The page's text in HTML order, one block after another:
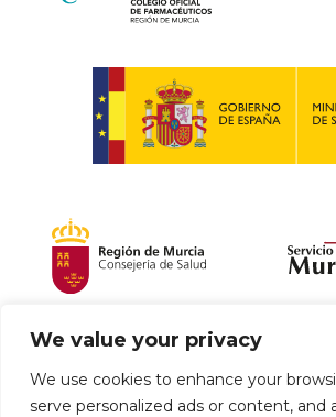
We value your privacy
We use cookies to enhance your
serve personalized ads or content, and
Política de envío y